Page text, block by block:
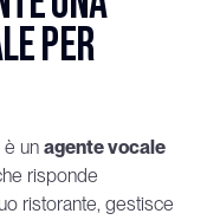
per
è un agente vocale
risponde
ristorante, gestisce